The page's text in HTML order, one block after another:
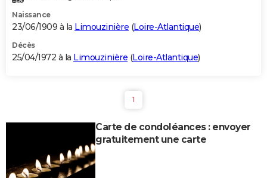
Naissance
23/06/1909 à la Limouzinière (Loire-Atlantique)
Décès
25/04/1972 à la Limouzinière (Loire-Atlantique)
1
Carte de condoléances : envoyer
gratuitement une carte